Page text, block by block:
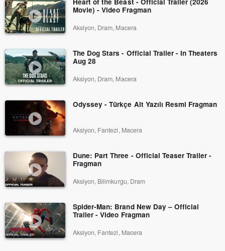
Movie) - Video Fragman
Aksiyon, Dram, Macera
The Dog Stars - Official Trailer - In Theaters
Aug 28
Aksiyon, Dram, Macera
Odyssey - Türkçe Alt Yazılı Resmi Fragman
Aksiyon, Fantezi, Macera
Dune: Part Three - Official Teaser Trailer -
Fragman
Aksiyon, Bilimkurgu, Dram
Spider-Man: Brand New Day – Official
Trailer - Video Fragman
Aksiyon, Fantezi, Macera